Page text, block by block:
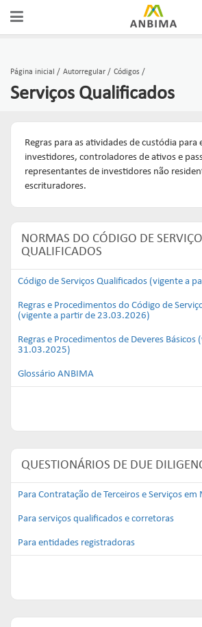
Página inicial Autorregular Códigos
Serviços Qualificados
Regras para as atividades de custódia para
investidores, controladores de ativos e
representantes de investidores não
escrituradores.
NORMAS DO CÓDIGO DE
QUALIFICADOS
Código de Serviços Qualificados (vigente a
Regras e Procedimentos do Código de
(vigente a partir de 23.03.2026)
Regras e Procedimentos de Deveres Básicos
31.03.2025)
Glossário ANBIMA
QUESTIONÁRIOS DE DUE
Para Contratação de Terceiros e Serviços em
Para serviços qualificados e corretoras
Para entidades registradoras